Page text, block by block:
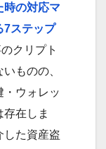
時の対応マ
7ステップ
クリプト
ものの、
・ウォレッ
存在しま
した資産盗